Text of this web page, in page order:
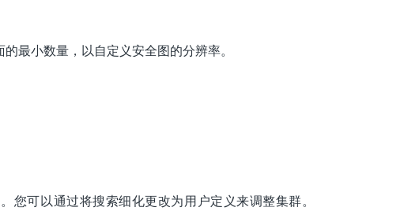
最小数量，以自定义安全图的分辨率。
可以通过将搜索细化更改为用户定义来调整集群。